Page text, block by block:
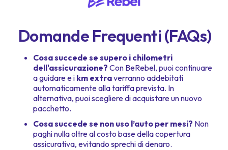
Domande Frequenti (FAQs)
Cosa succede se supero i chilometri
dell'assicurazione? Con BeRebel, puoi continuare
a guidare e i km extraverranno addebitati
automaticamente alla tariffa prevista. In
alternativa, puoi scegliere di acquistare un nuovo
pacchetto.
Cosa succede se non uso l’auto per mesi? Non
paghi nulla oltre al costo base della copertura
assicurativa, evitando sprechi di denaro.